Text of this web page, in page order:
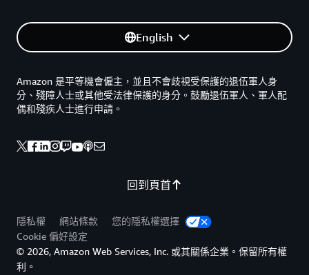
English
回到頁首
Amazon 是平等機會僱主，並且不會歧視受保護的退伍軍人身
分、殘障人士或其他受法律保護的身分。鼓勵退伍軍人、軍人配
偶和殘疾人士進行申請。
隱私權 網站條款
您的隱私權選擇
Cookie 偏好設定
© 2026, Amazon Web Services, Inc. 或其關係企業。保留所有權
利。